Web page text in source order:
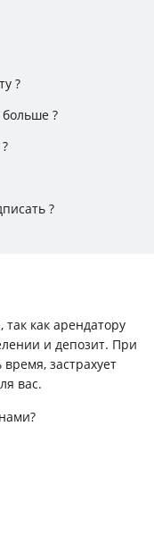
?
больше ?
?
как арендатору
и депозит. При
застрахует
вас.